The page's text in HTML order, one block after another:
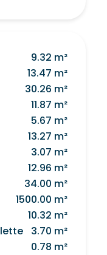
9.32 m²
13.47 m²
30.26 m²
11.87 m²
5.67 m²
13.27 m²
3.07 m²
12.96 m²
34.00 m²
1500.00 m²
10.32 m²
3.70 m²
0.78 m²